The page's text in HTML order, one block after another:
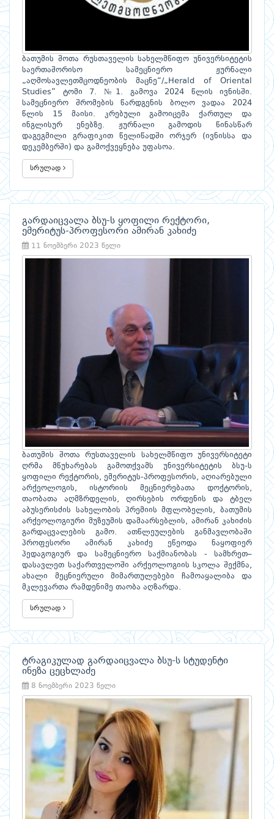
ბათუმის შოთა რუსთაველის სახელმწიფო უნივერსიტეტის
საერთაშორისო სამეცნიერო ჟურნალი
„აღმოსავლეთმცოდნეობის მაცნე“/„Herald of Oriental
Studies” ტომი 7. №1. გამოვა 2024 წლის ივნისში.
სამეცნიერო შრომების წარდგენის ბოლო ვადაა 2024
წლის 15 მაისი. კრებული გამოიცემა ქართულ და
ინგლისურ ენებზე. ჟურნალი გამოდის წინასწარ
დაგეგმილი გრაფიკით წელიწადში ორჯერ (ივნისსა და
დეკემბერში) და გამოქვეყნება უფასოა.
სრულად
გარდაიცვალა ბსუ-ს ყოფილი რექტორი,
ემერიტუს-პროფესორი ამირან კახიძე
11 ნოემბერი 2023 წელი
ბათუმის შოთა რუსთაველის სახელმწიფო უნივერსიტეტი
ღრმა მწუხარებას გამოთქვამს უნივერსიტეტის ბსუ-ს
ყოფილი რექტორის, ემერიტუს-პროფესორის, აღიარებული
არქეოლოგის, ისტორიის მეცნიერებათა დოქტორის,
თაობათა აღმზრდელის, ღირსების ორდენის და ტბელ
აბუსერისძის სახელობის პრემიის მფლობელის, ბათუმის
არქეოლოგიური მუზეუმის დამაარსებლის, ამირან კახიძის
გარდაცვალების გამო. ათწლეულების განმავლობაში
პროფესორი ამირან კახიძე ეწეოდა ნაყოფიერ
პედაგოგიურ და სამეცნიერო საქმიანობას - სამხრეთ–
დასავლეთ საქართველოში არქეოლოგიის სკოლა შექმნა,
ახალი მეცნიერული მიმართულებები ჩამოაყალიბა და
მკლევართა რამდენიმე თაობა აღზარდა.
სრულად
ტრაგიკულად გარდაიცვალა ბსუ-ს სტუდენტი
ინეზა ცეცხლაძე
8 ნოემბერი 2023 წელი